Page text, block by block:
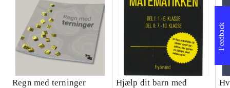
Regn med terninger
Hjælp dit barn med
Feedback